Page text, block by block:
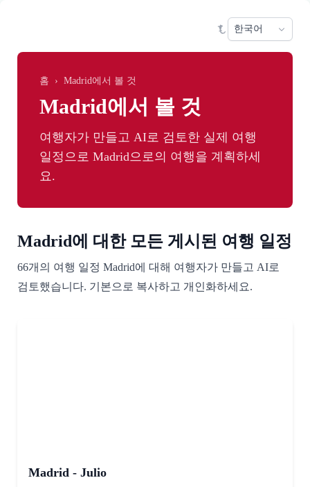
홈 › Madrid에서 볼 것
Madrid에서 볼 것
여행자가 만들고 AI로 검토한 실제 여행
일정으로 Madrid으로의 여행을 계획하세
요.
Madrid에 대한 모든 게시된 여행 일정
66개의 여행 일정 Madrid에 대해 여행자가 만들고 AI로
검토했습니다. 기본으로 복사하고 개인화하세요.
Madrid - Julio